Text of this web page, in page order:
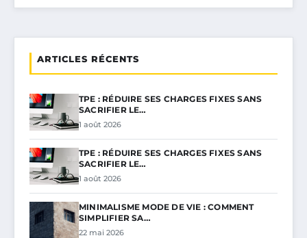
ARTICLES RÉCENTS
TPE : RÉDUIRE SES CHARGES FIXES SANS
SACRIFIER LE…
1 août 2026
TPE : RÉDUIRE SES CHARGES FIXES SANS
SACRIFIER LE…
1 août 2026
MINIMALISME MODE DE VIE : COMMENT
SIMPLIFIER SA…
22 mai 2026